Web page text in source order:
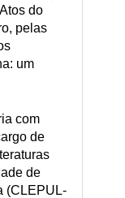
do
pelas
um
com
de
de
(CLEPUL-